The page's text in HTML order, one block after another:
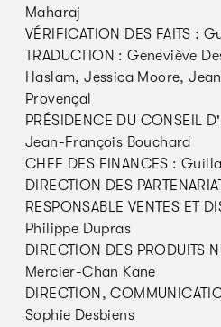
Maharaj
VÉRIFICATION DES FAITS :
TRADUCTION : Geneviève
Haslam, Jessica Moore,
Provençal
PRÉSIDENCE DU CONSEIL
Jean-François Bouchard
CHEF DES FINANCES :
DIRECTION DES
RESPONSABLE VENTES ET
Philippe Dupras
DIRECTION DES PRODUITS
Mercier-Chan Kane
DIRECTION,
Sophie Desbiens